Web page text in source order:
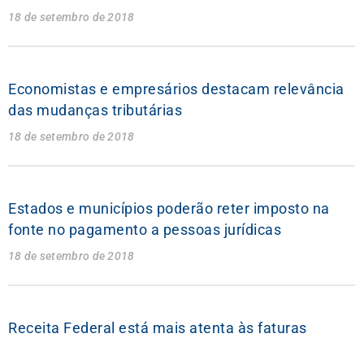
18 de setembro de 2018
Economistas e empresários destacam relevância
das mudanças tributárias
18 de setembro de 2018
Estados e municípios poderão reter imposto na
fonte no pagamento a pessoas jurídicas
18 de setembro de 2018
Receita Federal está mais atenta às faturas